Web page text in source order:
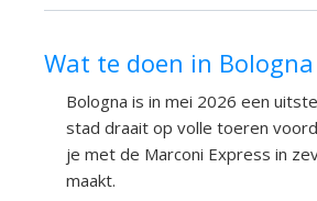
Wat te doen in
Bologna is in mei 2026 een
stad draait op volle toeren
je met de Marconi Express in
maakt.